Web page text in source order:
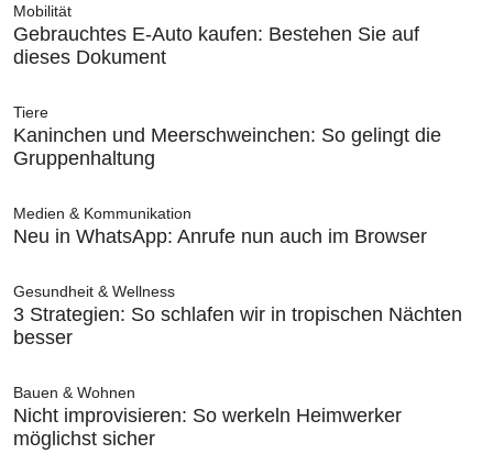
Mobilität
Gebrauchtes E-Auto kaufen: Bestehen Sie auf
dieses Dokument
Tiere
Kaninchen und Meerschweinchen: So gelingt die
Gruppenhaltung
Medien & Kommunikation
Neu in WhatsApp: Anrufe nun auch im Browser
Gesundheit & Wellness
3 Strategien: So schlafen wir in tropischen Nächten
besser
Bauen & Wohnen
Nicht improvisieren: So werkeln Heimwerker
möglichst sicher